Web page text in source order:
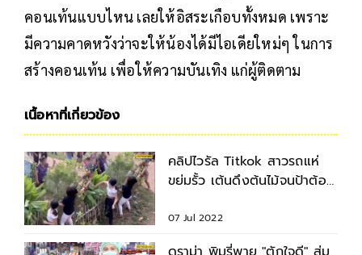
คอนเท้นแบบไหน เลยให้อิสระเกือบทั้งหมด เพราะ
มีความคาดหวังว่าจะให้น้องได้มีไอเดียใหม่ๆ ในการ
สร้างคอนเท้น เพื่อให้ความบันเทิง แก่ผู้ติดตาม
เนื้อหาที่เกี่ยวข้อง
คลิปไวรัล Titkok สาวรถแห่
ขย่มรั้ว เต้นดึงต้นไม้จนป้าต้อง
07 Jul 2022